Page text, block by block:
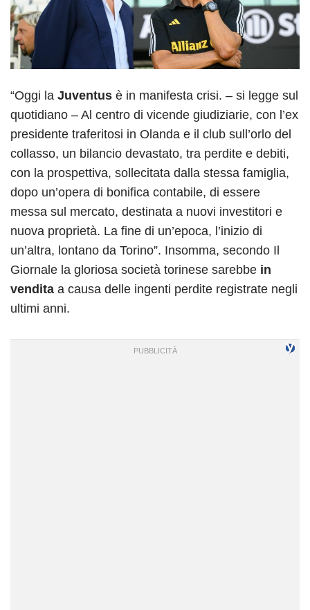
“Oggi la Juventus è in manifesta crisi. – si legge sul
quotidiano – Al centro di vicende giudiziarie, con l’ex
presidente traferitosi in Olanda e il club sull’orlo del
collasso, un bilancio devastato, tra perdite e debiti,
con la prospettiva, sollecitata dalla stessa famiglia,
dopo un’opera di bonifica contabile, di essere
messa sul mercato, destinata a nuovi investitori e
nuova proprietà. La fine di un’epoca, l’inizio di
un’altra, lontano da Torino”. Insomma, secondo Il
Giornale la gloriosa società torinese sarebbe in
vendita a causa delle ingenti perdite registrate negli
ultimi anni.